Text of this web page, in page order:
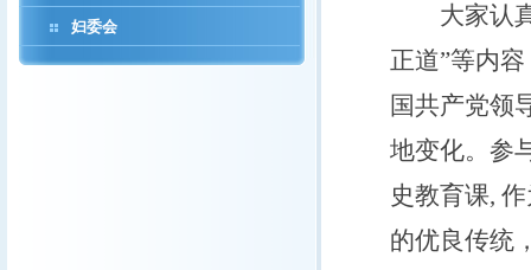
妇委会
大家认真
正道”等内
国共产党领
地变化。参
史教育课,
的优良传统